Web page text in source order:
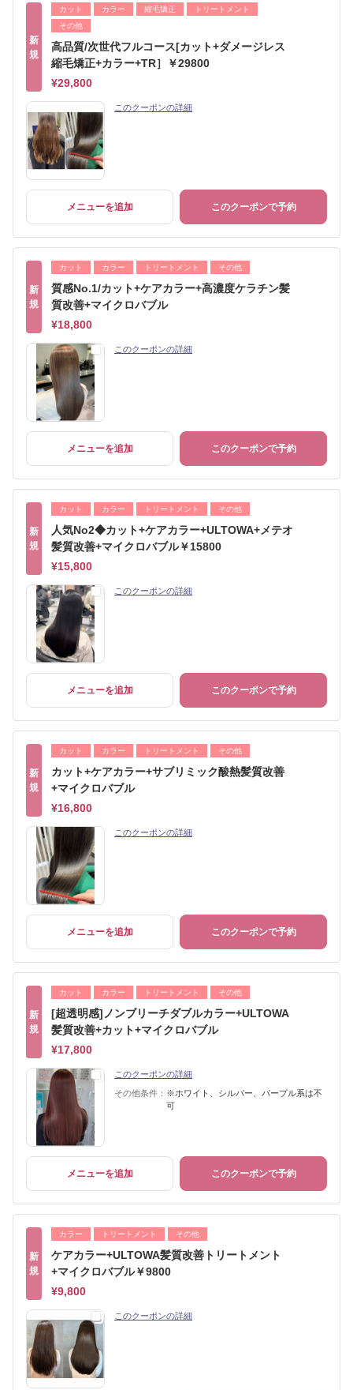
新
規
カット カラー 縮毛矯正
トリートメント
その他
高品質/次世代フルコース[カット+ダメージレス
縮毛矯正+カラー+TR］￥29800
¥29,800
このクーポンの詳細
メニューを追加 このクーポンで予約
新
規
カット カラー トリートメント その他
質感No.1/カット+ケアカラー+高濃度ケラチン髪
質改善+マイクロバブル
¥18,800
このクーポンの詳細
メニューを追加 このクーポンで予約
新
規
カット カラー トリートメント その他
人気No2◆カット+ケアカラー+ULTOWA+メテオ
髪質改善+マイクロバブル￥15800
¥15,800
このクーポンの詳細
メニューを追加 このクーポンで予約
新
規
カット カラー トリートメント その他
カット+ケアカラー+サブリミック酸熱髪質改善
+マイクロバブル
¥16,800
このクーポンの詳細
メニューを追加 このクーポンで予約
新
規
カット カラー トリートメント その他
[超透明感]ノンブリーチダブルカラー+ULTOWA
髪質改善+カット+マイクロバブル
¥17,800
このクーポンの詳細
その他条件： ※ホワイト、シルバー、パープル系は不
可
メニューを追加 このクーポンで予約
新
規
カラー トリートメント その他
ケアカラー+ULTOWA髪質改善トリートメント
+マイクロバブル￥9800
¥9,800
このクーポンの詳細